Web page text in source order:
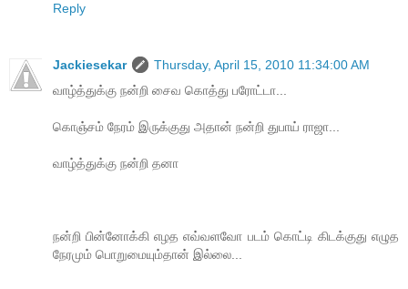
Reply
Jackiesekar
Thursday, April 15, 2010 11:34:00 AM
வாழ்த்துக்கு நன்றி சைவ கொத்து பரோட்டா...
கொஞ்சம் நேரம் இருக்குது அதான் நன்றி துபாய் ராஜா...
வாழ்த்துக்கு நன்றி தனா
நன்றி பின்னோக்கி எழத எவ்வளவோ படம் கொட்டி கிடக்குது எழுத
நேரமும் பொறுமையும்தான் இல்லை...